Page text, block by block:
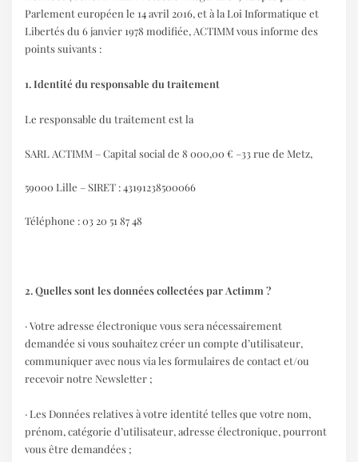
Parlement européen le 14 avril 2016, et à la Loi Informatique et
Libertés du 6 janvier 1978 modifiée, ACTIMM vous informe des
points suivants :
1. Identité du responsable du traitement
Le responsable du traitement est la
SARL ACTIMM – Capital social de 8 000,00 € –33 rue de Metz,
59000 Lille – SIRET : 43191238500066
Téléphone : 03 20 51 87 48
2. Quelles sont les données collectées par Actimm ?
· Votre adresse électronique vous sera nécessairement
demandée si vous souhaitez créer un compte d’utilisateur,
communiquer avec nous via les formulaires de contact et/ou
recevoir notre Newsletter ;
· Les Données relatives à votre identité telles que votre nom,
prénom, catégorie d’utilisateur, adresse électronique, pourront
vous être demandées ;